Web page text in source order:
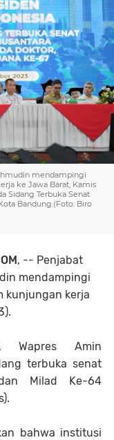
mendampingi
ke Jawa Barat, Kamis
Sidang Terbuka Senat
Bandung.(Foto: Biro
, -- Penjabat
mendampingi
kunjungan kerja
Wapres Amin
terbuka senat
Milad Ke-64
bahwa institusi